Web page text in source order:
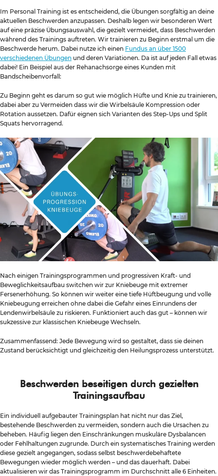
Im Personal Training ist es entscheidend, die Übungen sorgfältig an deine
aktuellen Beschwerden anzupassen. Deshalb legen wir besonderen Wert
auf eine präzise Übungsauswahl, die gezielt vermeidet, dass Beschwerden
während des Trainings auftreten. Wir trainieren zu Beginn erstmal um die
Beschwerde herum. Dabei nutze ich einen Fundus an über 1500
verschiedenen Übungen und deren Variationen. Da ist auf jeden Fall etwas
dabei! Ein Beispiel aus der Rehanachsorge eines Kunden mit
Bandscheibenvorfall:
Zu Beginn geht es darum so gut wie möglich Hüfte und Knie zu trainieren,
dabei aber zu Vermeiden dass wir die Wirbelsäule Kompression oder
Rotation aussetzen. Dafür eignen sich Varianten des Step-Ups und Split
Squats hervorragend.
Nach einigen Trainingsprogrammen und progressiven Kraft- und
Beweglichkeitsaufbau switchen wir zur Kniebeuge mit extremer
Fersenerhöhung. So können wir weiter eine tiefe Hüftbeugung und volle
Kniebeugung erreichen ohne dabei die Gefahr eines Einrundens der
Lendenwirbelsäule zu riskieren. Funktioniert auch das gut – können wir
sukzessive zur klassischen Kniebeuge Wechseln.
Zusammenfassend: Jede Bewegung wird so gestaltet, dass sie deinen
Zustand berücksichtigt und gleichzeitig den Heilungsprozess unterstützt.
Beschwerden beseitigen durch gezielten
Trainingsaufbau
Ein individuell aufgebauter Trainingsplan hat nicht nur das Ziel,
bestehende Beschwerden zu vermeiden, sondern auch die Ursachen zu
beheben. Häufig liegen den Einschränkungen muskuläre Dysbalancen
oder Fehlhaltungen zugrunde. Durch ein systematisches Training werden
diese gezielt angegangen, sodass selbst beschwerdebehaftete
Bewegungen wieder möglich werden – und das dauerhaft. Dabei
aktualisieren wir das Trainingsprogramm im Durchschnitt alle 6 Einheiten.